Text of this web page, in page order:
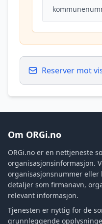
Reserver mot
Om ORGi.no
ORGi.no er en nettjeneste
organisasjonsinformasjon.
organisasjonsnummer
detaljer som firmanavn,
relevant informasjon.
Tjenesten er nyttig for de
grunnleggende